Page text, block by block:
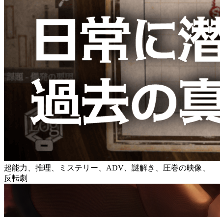
超能力、推理、ミステリー、ADV、謎解き、圧巻の映像、
反転劇